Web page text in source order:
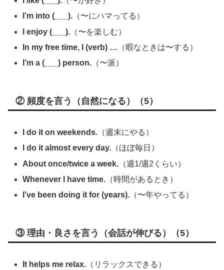
I’m into (___). （〜にハマってる）
I enjoy (___). （〜を楽しむ）
In my free time, I (verb) … （暇なときは〜する）
I’m a (___) person. （〜派）
② 頻度を言う（自然になる）（5）
I do it on weekends. （週末にやる）
I do it almost every day. （ほぼ毎日）
About once/twice a week. （週1/週2くらい）
Whenever I have time. （時間があるとき）
I’ve been doing it for (years). （〜年やってる）
③ 理由・良さを言う（会話が伸びる）（5）
It helps me relax. （リラックスできる）